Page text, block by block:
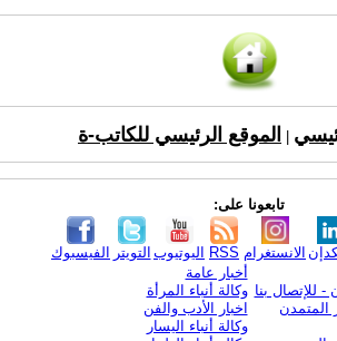
الموقع الرئيسي للكاتب-ة
تابعونا على:
الفيسبوك التويتر اليوتيوب RSS الانستغرام
- للإتصال بنا
المتمدن
أخبار عامة
وكالة أنباء المرأة
اخبار الأدب والفن
وكالة أنباء اليسار